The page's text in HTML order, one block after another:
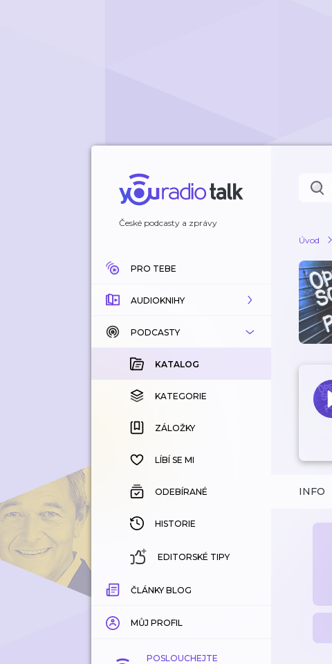
České podcasty a zprávy
PRO TEBE
AUDIOKNIHY
KATALOG
KOUPENÉ
KATEGORIE
ZÁLOŽKY
HISTORIE
PODCASTY
KATALOG
KATEGORIE
ZÁLOŽKY
LÍBÍ SE MI
ODEBÍRANÉ
HISTORIE
EDITORSKÉ TIPY
ČLÁNKY BLOG
MŮJ PROFIL
POSLOUCHEJTE
Úvod
INFO